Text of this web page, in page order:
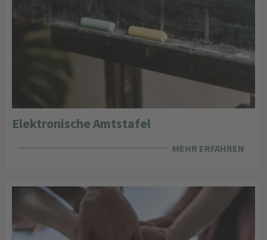
Elektronische Amtstafel
MEHR ERFAHREN